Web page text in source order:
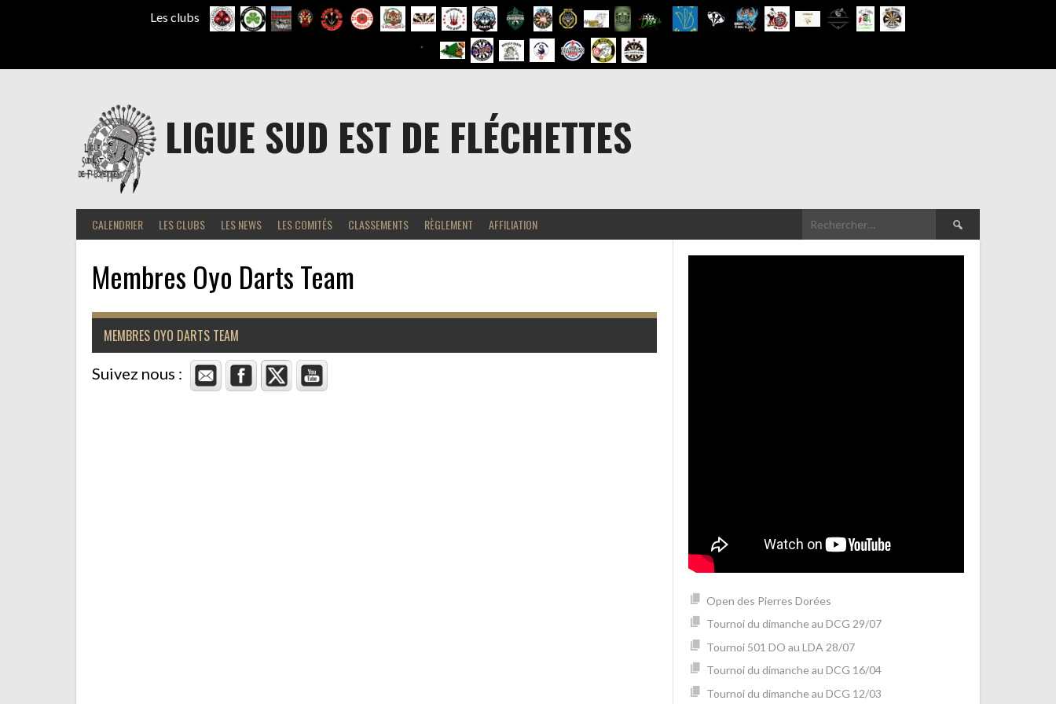
Les clubs
LIGUE SUD EST DE FLÉCHETTES
CALENDRIER LES CLUBS LES NEWS LES COMITÉS CLASSEMENTS RÈGLEMENT AFFILIATION Rechercher :
Membres Oyo Darts Team
MEMBRES OYO DARTS TEAM
Suivez nous :
Open des Pierres Dorées
Tournoi du dimanche au DCG 29/07
Tournoi 501 DO au LDA 28/07
Tournoi du dimanche au DCG 16/04
Tournoi du dimanche au DCG 12/03